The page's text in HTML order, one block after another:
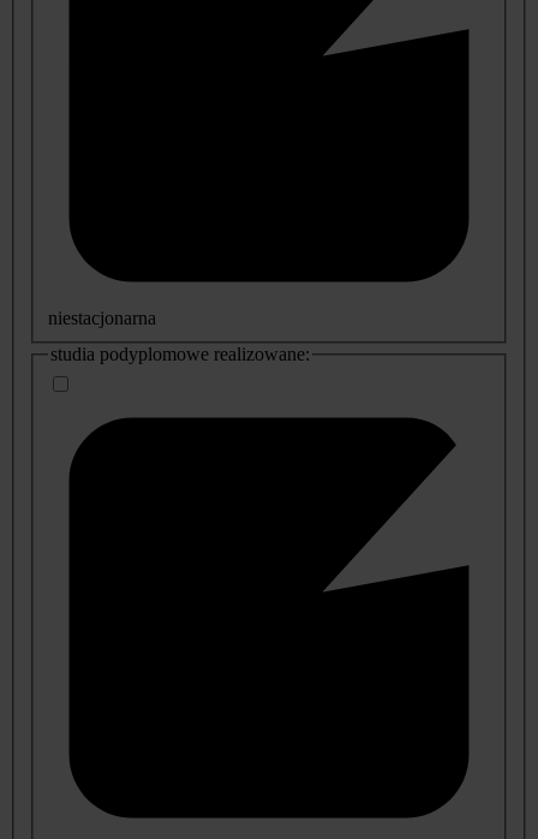
niestacjonarna
studia podyplomowe realizowane: